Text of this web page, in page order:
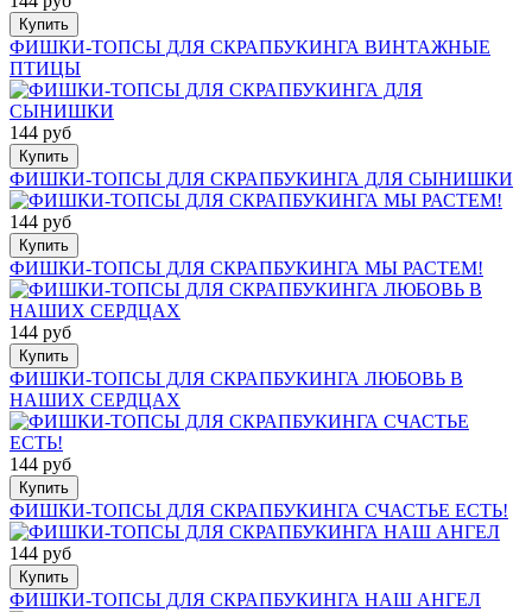
Купить
ФИШКИ-ТОПСЫ ДЛЯ СКРАПБУКИНГА ВИНТАЖНЫЕ
ПТИЦЫ
144 руб
Купить
ФИШКИ-ТОПСЫ ДЛЯ СКРАПБУКИНГА ДЛЯ СЫНИШКИ
144 руб
Купить
ФИШКИ-ТОПСЫ ДЛЯ СКРАПБУКИНГА МЫ РАСТЕМ!
144 руб
Купить
ФИШКИ-ТОПСЫ ДЛЯ СКРАПБУКИНГА ЛЮБОВЬ В
НАШИХ СЕРДЦАХ
144 руб
Купить
ФИШКИ-ТОПСЫ ДЛЯ СКРАПБУКИНГА СЧАСТЬЕ ЕСТЬ!
144 руб
Купить
ФИШКИ-ТОПСЫ ДЛЯ СКРАПБУКИНГА НАШ АНГЕЛ